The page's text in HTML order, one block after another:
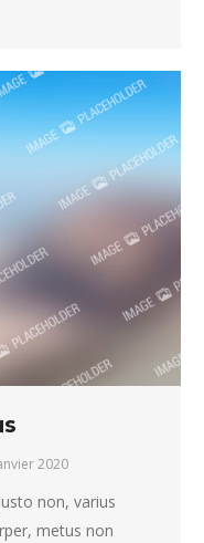
2020
non, varius
metus non